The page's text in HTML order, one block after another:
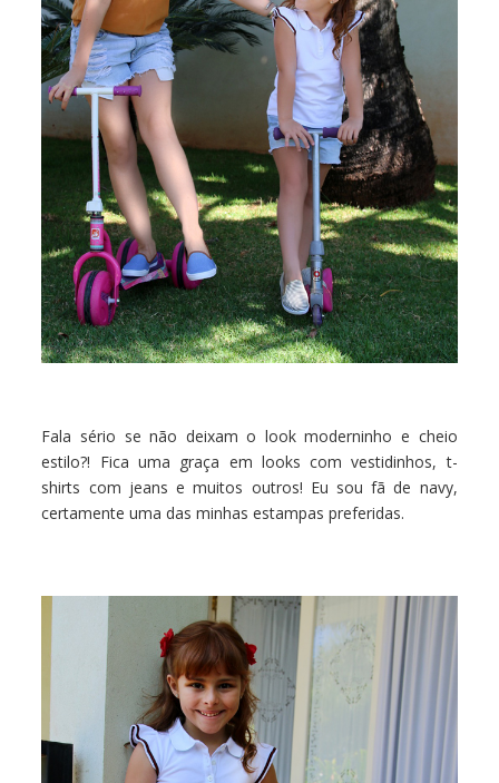
Fala sério se não deixam o look moderninho e cheio
estilo?! Fica uma graça em looks com vestidinhos, t-
shirts com jeans e muitos outros! Eu sou fã de navy,
certamente uma das minhas estampas preferidas.